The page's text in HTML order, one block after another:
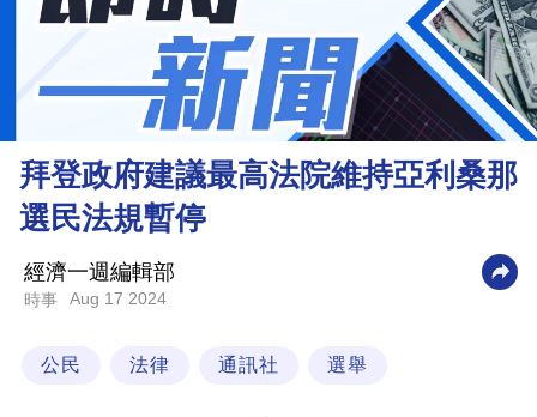
資
樓
市
財
商
業
科
拜登政府建議最高法院維持亞利桑那
選民法規暫停
經濟一週編輯部
時事 Aug 17 2024
公民 法律 通訊社 選舉